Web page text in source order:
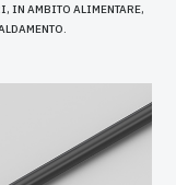
IN AMBITO ALIMENTARE,